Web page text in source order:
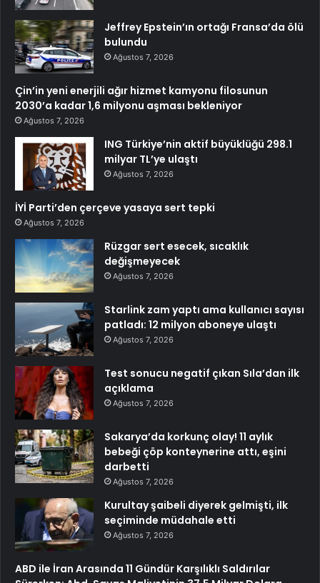
Jeffrey Epstein’ın ortağı Fransa’da ölü
bulundu
Ağustos 7, 2026
Çin’in yeni enerjili ağır hizmet kamyonu filosunun
2030’a kadar 1,6 milyonu aşması bekleniyor
Ağustos 7, 2026
ING Türkiye’nin aktif büyüklüğü 298.1
milyar TL’ye ulaştı
Ağustos 7, 2026
İYİ Parti’den çerçeve yasaya sert tepki
Ağustos 7, 2026
Rüzgar sert esecek, sıcaklık
değişmeyecek
Ağustos 7, 2026
Starlink zam yaptı ama kullanıcı sayısı
patladı: 12 milyon aboneye ulaştı
Ağustos 7, 2026
Test sonucu negatif çıkan Sıla’dan ilk
açıklama
Ağustos 7, 2026
Sakarya’da korkunç olay! 11 aylık
bebeği çöp konteynerine attı, eşini
darbetti
Ağustos 7, 2026
Kurultay şaibeli diyerek gelmişti, ilk
seçiminde müdahale etti
Ağustos 7, 2026
ABD ile İran Arasında 11 Gündür Karşılıklı Saldırılar